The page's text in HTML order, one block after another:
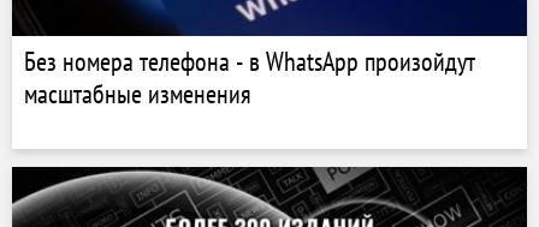
Без номера телефона - в WhatsApp произойдут
масштабные изменения